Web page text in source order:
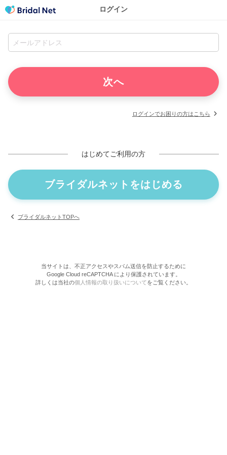
ログイン
ログインでお困りの方はこちら
はじめてご利用の方
ブライダルネットをはじめる
ブライダルネットTOPへ
当サイトは、不正アクセスやスパム送信を防止するために
Google Cloud reCAPTCHA により保護されています。
詳しくは当社の個人情報の取り扱いについてをご覧ください。